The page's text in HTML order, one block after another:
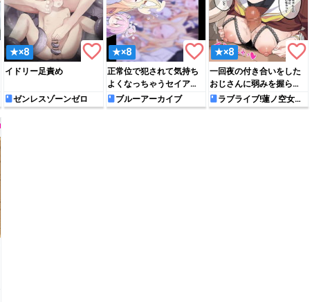
★×8 favorite_border
イドリー足責め
ゼンレスゾーンゼロ
★×8 favorite_border
正常位で犯されて気持ち
よくなっちゃうセイアち
ゃんブルーアーカイブ
★×8 favorite_border
一回夜の付き合いをした
おじさんに弱みを握ら
れ、パイズリフェラを強
要される泉
ラブライブ!蓮ノ空女学
院スクールアイドルクラ